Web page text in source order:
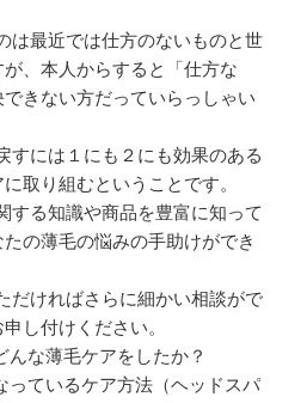
は最近では仕方のないものと世
、本人からすると「仕方な
きない方だっていらっしゃい
すには１にも２にも効果のある
取り組むということです。
する知識や商品を豊富に知って
の薄毛の悩みの手助けができ
だければさらに細かい相談がで
し付けください。
んな薄毛ケアをしたか？
っているケア方法（ヘッドスパ